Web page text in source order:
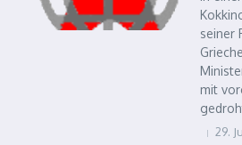
seiner
mit
29.